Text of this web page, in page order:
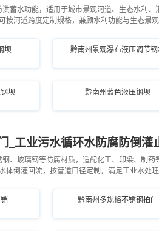
蓄水功能，适用于城市景观河道、生态水利、
按河道跨度定制规格，兼顾水利功能与生态景观
坝 黔南州景观瀑布液压调节钢
坝 黔南州蓝色液压钢坝
_工业污水循环水防腐防倒灌
、玻璃钢等防腐材质，适配化工、印染、制药
体倒灌回流，按管道口径定制，满足工业水处理
黔南州多规格不锈钢拍门